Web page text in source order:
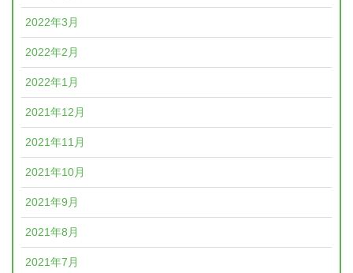
2022年3月
2022年2月
2022年1月
2021年12月
2021年11月
2021年10月
2021年9月
2021年8月
2021年7月